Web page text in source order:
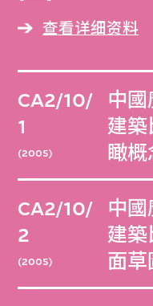
查看详细资料
CA2/10/
1
(2005)
中
建築
瞰概
CA2/10/
2
(2005)
中
建築
面草